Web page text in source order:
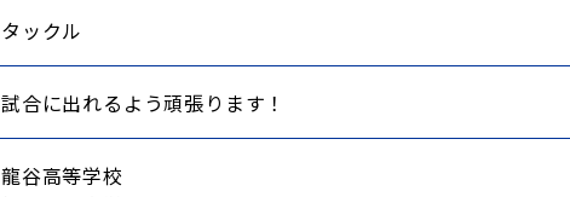
タックル
試合に出れるよう頑張ります！
龍谷高等学校